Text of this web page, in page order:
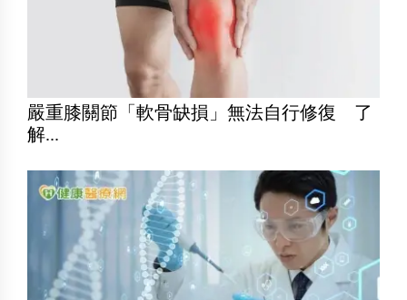
嚴重膝關節「軟骨缺損」無法自行修復 了
解...